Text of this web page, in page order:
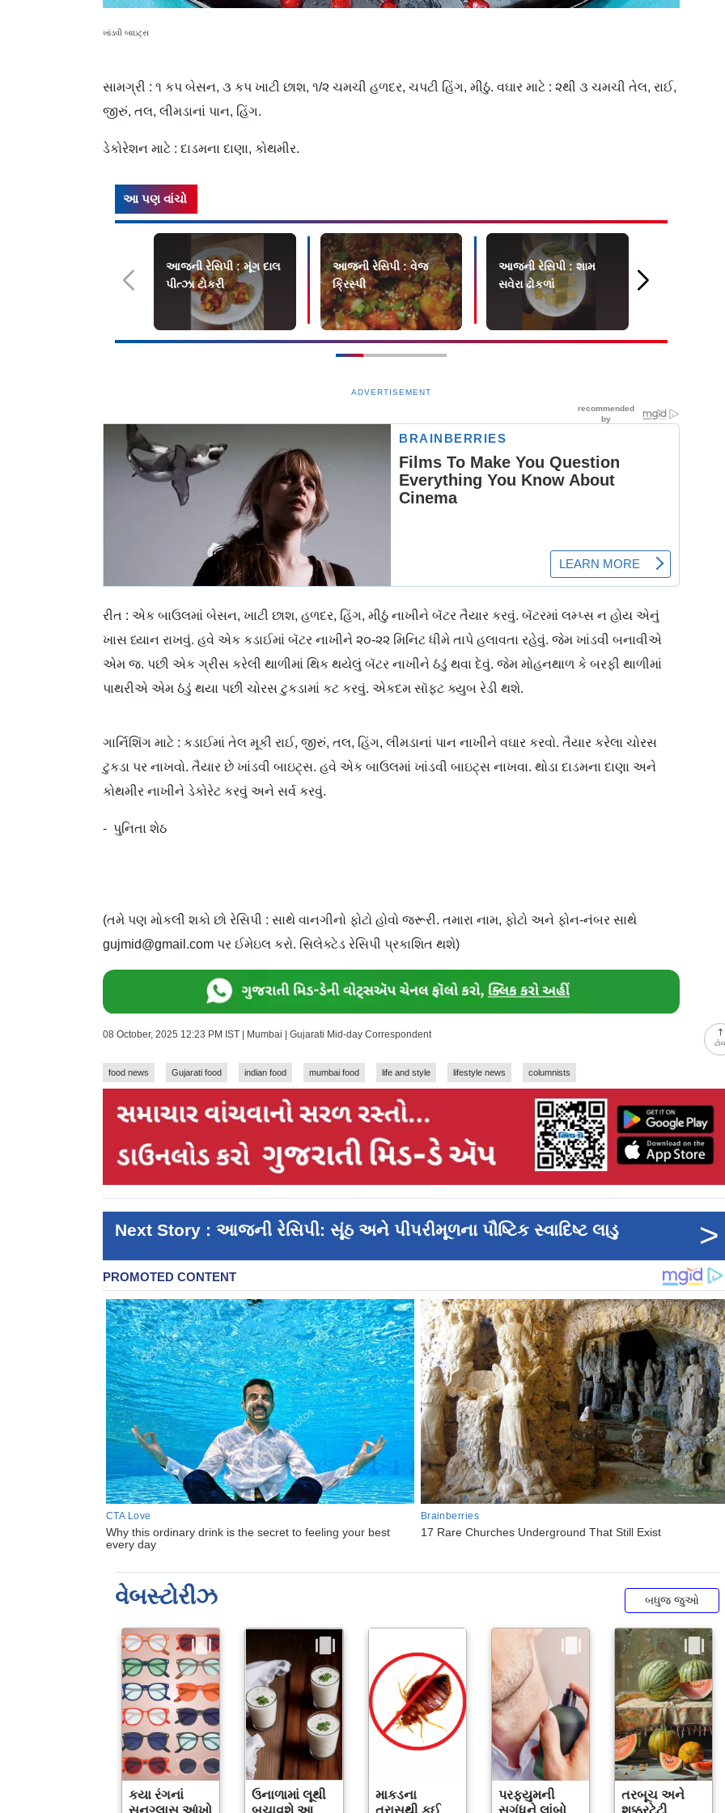
ખાંડવી બાઇટ્સ
સામગ્રી : ૧ કપ બેસન, ૩ કપ ખાટી છાશ, ૧/૨ ચમચી હળદર, ચપટી હિંગ, મીઠું. વઘાર માટે : ૨થી ૩ ચમચી તેલ, રાઈ,
જીરું, તલ, લીમડાનાં પાન, હિંગ.
ડેકોરેશન માટે : દાડમના દાણા, કોથમીર.
આ પણ વાંચો
આજની રેસિપી : મૂંગ દાલ
પીત્ઝા ટોકરી
આજની રેસિપી : વેજ
ક્રિસ્પી
આજની રેસિપી : શામ
સવેરા ઢોકળાં
ADVERTISEMENT
રીત : એક બાઉલમાં બેસન, ખાટી છાશ, હળદર, હિંગ, મીઠું નાખીને બૅટર તૈયાર કરવું. બૅટરમાં લમ્પ્સ ન હોય એનું
ખાસ ધ્યાન રાખવું. હવે એક કડાઈમાં બૅટર નાખીને ૨૦-૨૨ મિનિટ ધીમે તાપે હલાવતા રહેવું. જેમ ખાંડવી બનાવીએ
એમ જ. પછી એક ગ્રીસ કરેલી થાળીમાં થિક થયેલું બૅટર નાખીને ઠંડું થવા દેવું. જેમ મોહનથાળ કે બરફી થાળીમાં
પાથરીએ એમ ઠંડું થયા પછી ચોરસ ટુકડામાં કટ કરવું. એકદમ સૉફ્ટ ક્યુબ રેડી થશે.
ગાર્નિશિંગ માટે : કડાઈમાં તેલ મૂકી રાઈ, જીરું, તલ, હિંગ, લીમડાનાં પાન નાખીને વઘાર કરવો. તૈયાર કરેલા ચોરસ
ટુકડા પર નાખવો. તૈયાર છે ખાંડવી બાઇટ્સ. હવે એક બાઉલમાં ખાંડવી બાઇટ્સ નાખવા. થોડા દાડમના દાણા અને
કોથમીર નાખીને ડેકોરેટ કરવું અને સર્વ કરવું.
- પુનિતા શેઠ
(તમે પણ મોકલી શકો છો રેસિપી : સાથે વાનગીનો ફોટો હોવો જરૂરી. તમારા નામ, ફોટો અને ફોન-નંબર સાથે
gujmid@gmail.com પર ઈમેઇલ કરો. સિલેક્ટેડ રેસિપી પ્રકાશિત થશે)
08 October, 2025 12:23 PM IST | Mumbai | Gujarati Mid-day Correspondent
food news Gujarati food indian food mumbai food life and style lifestyle news columnists
Next Story : આજની રેસિપી: સૂંઠ અને પીપરીમૂળના પૌષ્ટિક સ્વાદિષ્ટ લાડુ >
વેબસ્ટોરીઝ બધુજ જુઓ
કયા રંગનાં
ઉનાળામાં લૂથી
માકડના
પરફ્યુમની
તરબૂચ અને